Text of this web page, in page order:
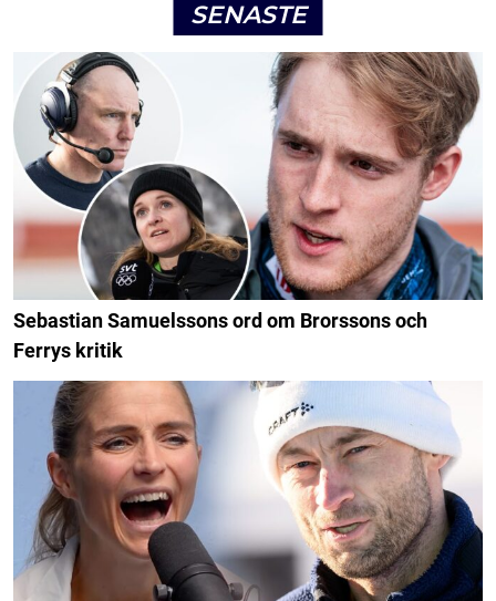
SENASTE
Sebastian Samuelssons ord om Brorssons och
Ferrys kritik